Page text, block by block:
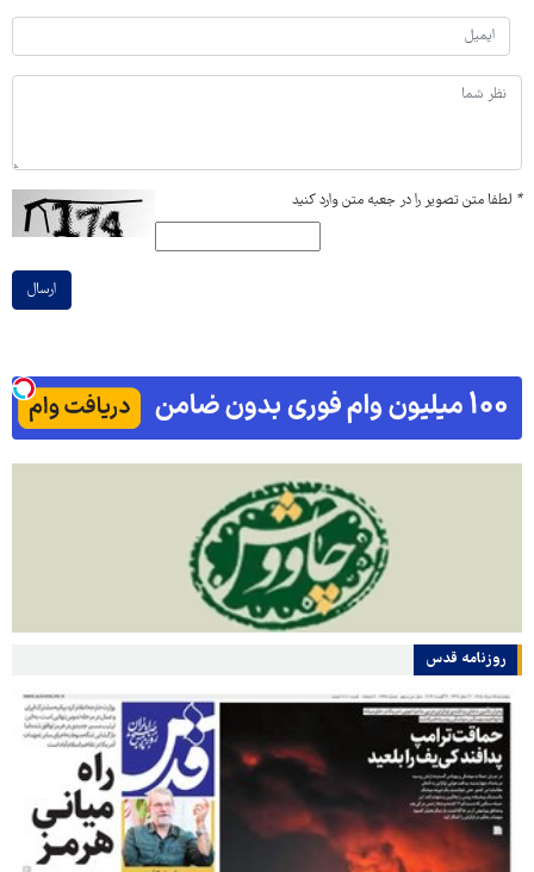
* لطفا متن تصویر را در جعبه متن وارد کنید
ارسال
روزنامه قدس